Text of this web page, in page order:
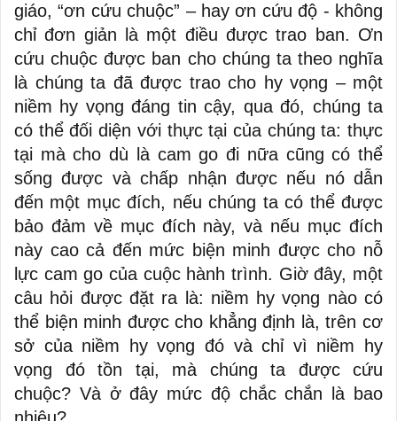
giáo, “ơn cứu chuộc” – hay ơn cứu độ - không
chỉ đơn giản là một điều được trao ban. Ơn
cứu chuộc được ban cho chúng ta theo nghĩa
là chúng ta đã được trao cho hy vọng – một
niềm hy vọng đáng tin cậy, qua đó, chúng ta
có thể đối diện với thực tại của chúng ta: thực
tại mà cho dù là cam go đi nữa cũng có thể
sống được và chấp nhận được nếu nó dẫn
đến một mục đích, nếu chúng ta có thể được
bảo đảm về mục đích này, và nếu mục đích
này cao cả đến mức biện minh được cho nỗ
lực cam go của cuộc hành trình. Giờ đây, một
câu hỏi được đặt ra là: niềm hy vọng nào có
thể biện minh được cho khẳng định là, trên cơ
sở của niềm hy vọng đó và chỉ vì niềm hy
vọng đó tồn tại, mà chúng ta được cứu
chuộc? Và ở đây mức độ chắc chắn là bao